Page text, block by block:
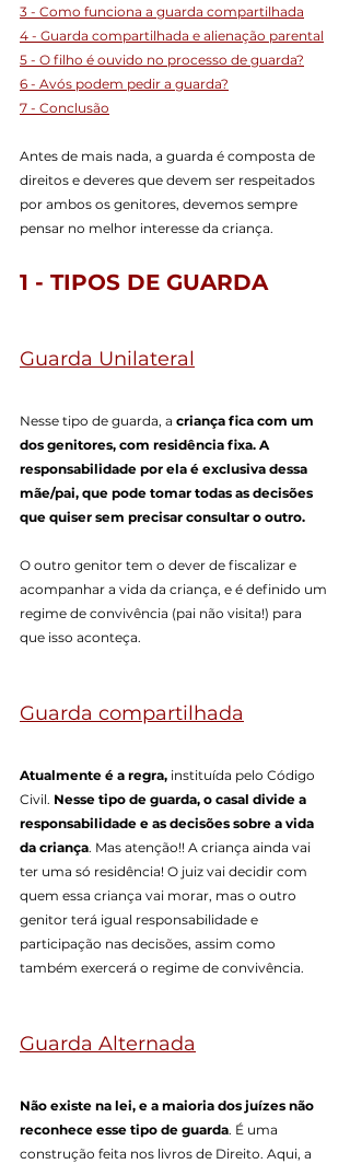
3 - Como funciona a guarda compartilhada
4 - Guarda compartilhada e alienação parental
5 - O filho é ouvido no processo de guarda?
6 - Avós podem pedir a guarda?
7 - Conclusão
Antes de mais nada, a guarda é composta de
direitos e deveres que devem ser respeitados
por ambos os genitores, devemos sempre
pensar no melhor interesse da criança.
1 - TIPOS DE GUARDA
Guarda Unilateral
Nesse tipo de guarda, a criança fica com um
dos genitores, com residência fixa. A
responsabilidade por ela é exclusiva dessa
mãe/pai, que pode tomar todas as decisões
que quiser sem precisar consultar o outro.
O outro genitor tem o dever de fiscalizar e
acompanhar a vida da criança, e é definido um
regime de convivência (pai não visita!) para
que isso aconteça.
Guarda compartilhada
Atualmente é a regra, instituída pelo Código
Civil. Nesse tipo de guarda, o casal divide a
responsabilidade e as decisões sobre a vida
da criança. Mas atenção!! A criança ainda vai
ter uma só residência! O juiz vai decidir com
quem essa criança vai morar, mas o outro
genitor terá igual responsabilidade e
participação nas decisões, assim como
também exercerá o regime de convivência.
Guarda Alternada
Não existe na lei, e a maioria dos juízes não
reconhece esse tipo de guarda. É uma
construção feita nos livros de Direito. Aqui, a